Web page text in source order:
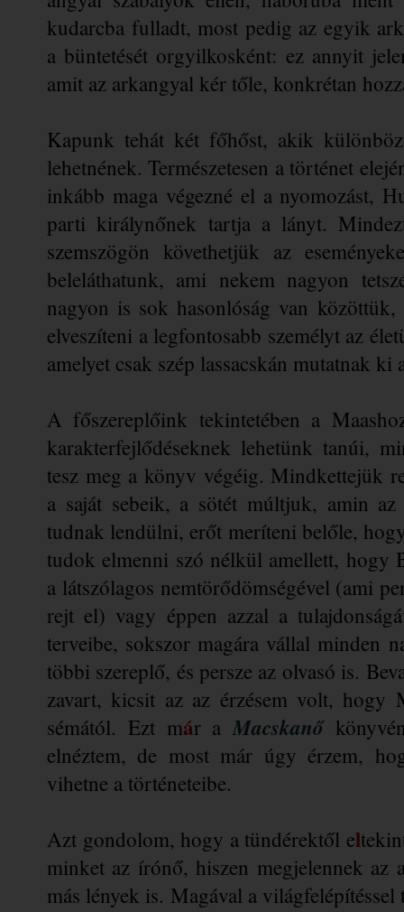
kudarcba fulladt, most pedig az egyik
a büntetését orgyilkosként: ez annyit
amit az arkangyal kér tőle, konkrétan
Kapunk tehát két főhőst, akik
lehetnének. Természetesen a történet
inkább maga végezné el a nyomozást,
parti királynőnek tartja a lányt.
szemszögön követhetjük az
beleláthatunk, ami nekem nagyon
nagyon is sok hasonlóság van
elveszíteni a legfontosabb személyt az
amelyet csak szép lassacskán mutatnak ki
A főszereplőink tekintetében a
karakterfejlődéseknek lehetünk tanúi,
tesz meg a könyv végéig. Mindkettejük
a saját sebeik, a sötét múltjuk, amin
tudnak lendülni, erőt meríteni belőle,
tudok elmenni szó nélkül amellett, hogy
a látszólagos nemtörődömségével (ami
rejt el) vagy éppen azzal a
terveibe, sokszor magára vállal minden
többi szereplő, és persze az olvasó is.
zavart, kicsit az az érzésem volt, hogy
sémától. Ezt már a Macskanő
elnéztem, de most már úgy érzem,
vihetne a történeteibe.
Azt gondolom, hogy a tündérektől el
minket az írónő, hiszen megjelennek az
más lények is. Magával a